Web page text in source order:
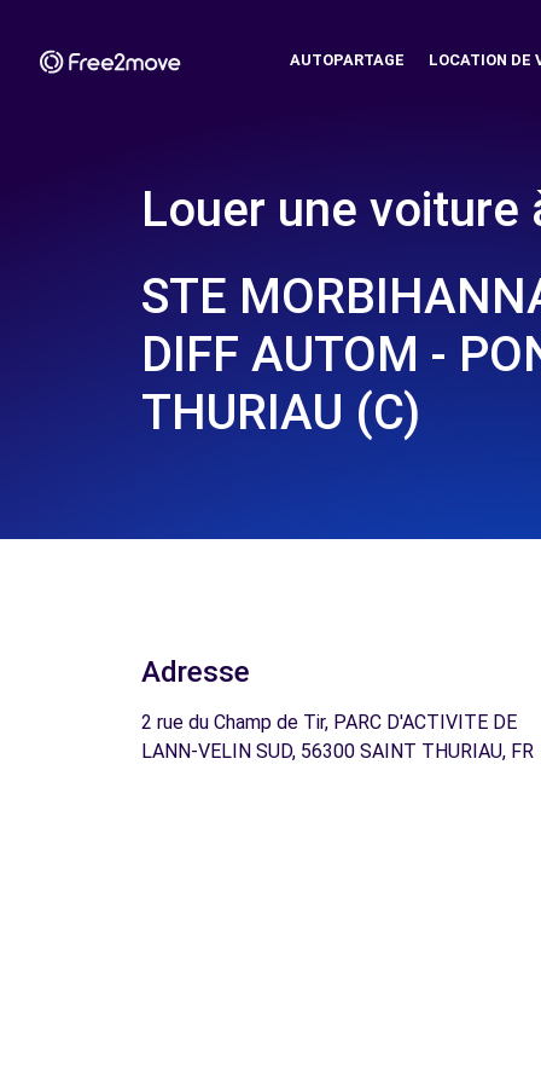
AUTOPARTAGE LOCATION DE
Louer une voiture
STE
DIFF AUTOM -
THURIAU (C)
Adresse
2 rue du Champ de Tir, PARC D'ACTIVITE DE
LANN-VELIN SUD, 56300 SAINT THURIAU, FR